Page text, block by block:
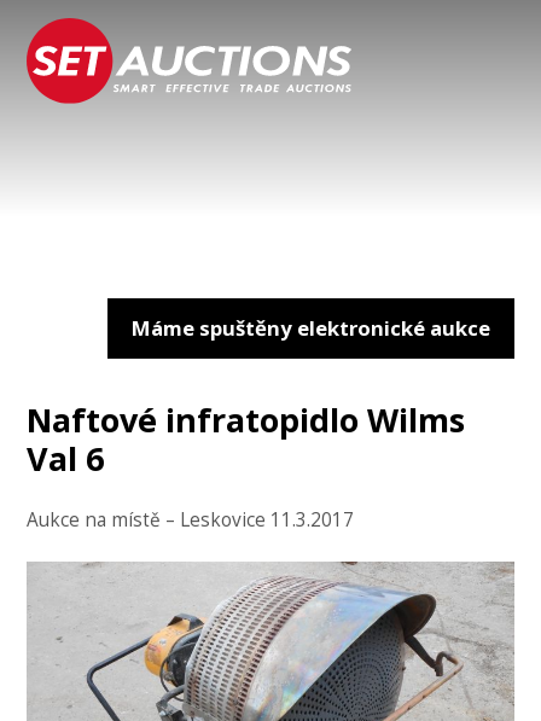
Máme spuštěny elektronické aukce
Naftové infratopidlo Wilms
Val 6
Aukce na místě – Leskovice 11.3.2017